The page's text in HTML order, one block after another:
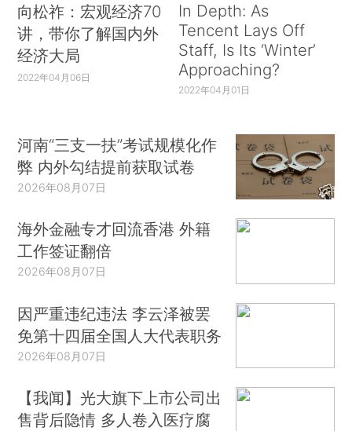
向松祚：宏观经济70
讲，带你了解国内外
经济大局
2022年04月06日
In Depth: As
Tencent Lays Off
Staff, Is Its ‘Winter’
Approaching?
2022年04月01日
河南“三支一扶”考试规模化作
弊 内外勾结提前获取试卷
2026年08月07日
海外金融专才回流香港 外籍
工作签证翻倍
2026年08月07日
因严重违纪违法 李云泽被罢
免第十四届全国人大代表职务
2026年08月07日
【我闻】光大旗下上市公司出
售背后隐情 多人卷入医疗腐